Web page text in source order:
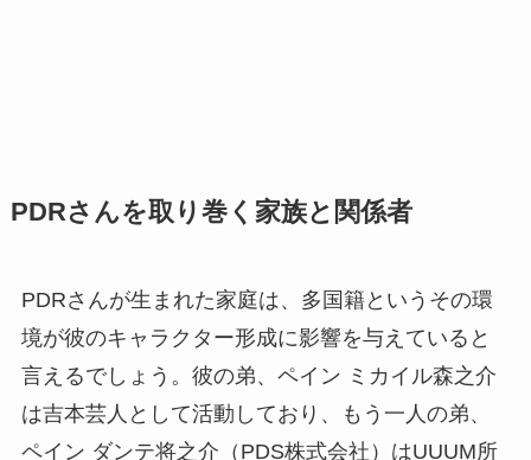
PDRさんを取り巻く家族と関係者
PDRさんが生まれた家庭は、多国籍というその環
境が彼のキャラクター形成に影響を与えていると
言えるでしょう。彼の弟、ペイン ミカイル森之介
は吉本芸人として活動しており、もう一人の弟、
ペイン ダンテ将之介（PDS株式会社）はUUUM所